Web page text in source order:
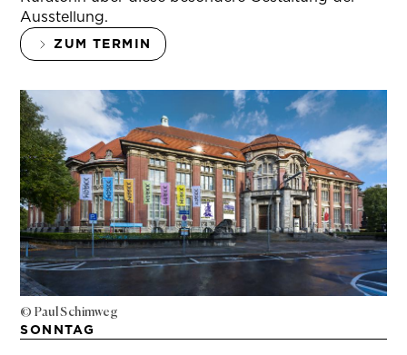
Ausstellung.
ZUM TERMIN
© Paul Schimweg
SONNTAG